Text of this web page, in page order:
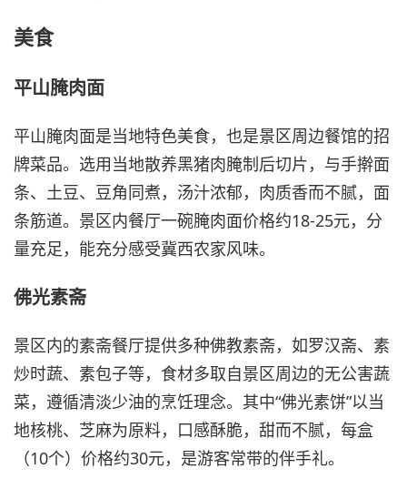
美食
平山腌肉面
平山腌肉面是当地特色美食，也是景区周边餐馆的招
牌菜品。选用当地散养黑猪肉腌制后切片，与手擀面
条、土豆、豆角同煮，汤汁浓郁，肉质香而不腻，面
条筋道。景区内餐厅一碗腌肉面价格约18-25元，分
量充足，能充分感受冀西农家风味。
佛光素斋
景区内的素斋餐厅提供多种佛教素斋，如罗汉斋、素
炒时蔬、素包子等，食材多取自景区周边的无公害蔬
菜，遵循清淡少油的烹饪理念。其中“佛光素饼”以当
地核桃、芝麻为原料，口感酥脆，甜而不腻，每盒
（10个）价格约30元，是游客常带的伴手礼。